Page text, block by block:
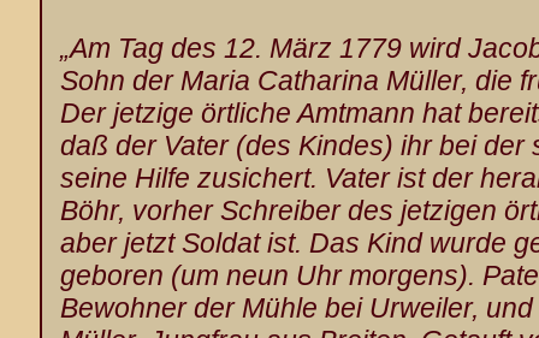
„Am Tag des 12. März 1779 wird
Sohn der Maria Catharina Müller, die
Der jetzige örtliche Amtmann hat
daß der Vater (des Kindes) ihr bei der
seine Hilfe zusichert. Vater ist der
Böhr, vorher Schreiber des jetzigen
aber jetzt Soldatist. Das Kindwurde
geboren (um neun Uhr morgens).
Bewohner der Mühle bei Urweiler,